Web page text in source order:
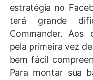
estratégia no
terá grande
Commander. Aos
pela primeira vez
bem fácil
Para montar sua